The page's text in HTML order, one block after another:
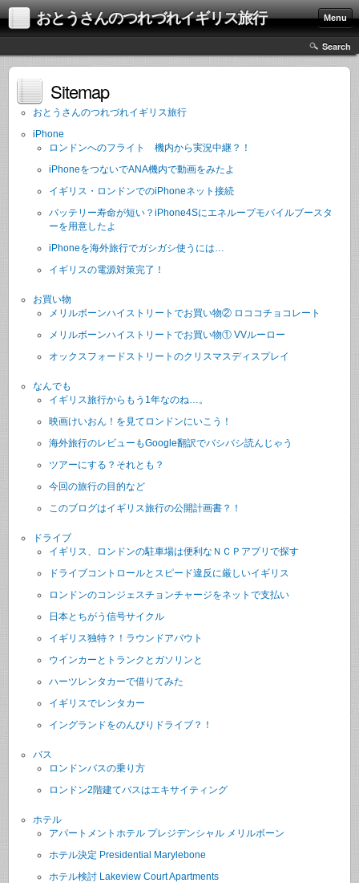
おとうさんのつれづれイギリス旅行 Menu
Search
Sitemap
おとうさんのつれづれイギリス旅行
iPhone
ロンドンへのフライト 機内から実況中継？！
iPhoneをつないでANA機内で動画をみたよ
イギリス・ロンドンでのiPhoneネット接続
バッテリー寿命が短い？iPhone4Sにエネループモバイルブースタ
ーを用意したよ
iPhoneを海外旅行でガシガシ使うには…
イギリスの電源対策完了！
お買い物
メリルボーンハイストリートでお買い物② ロココチョコレート
メリルボーンハイストリートでお買い物① VVルーロー
オックスフォードストリートのクリスマスディスプレイ
なんでも
イギリス旅行からもう1年なのね…。
映画けいおん！を見てロンドンにいこう！
海外旅行のレビューもGoogle翻訳でバシバシ読んじゃう
ツアーにする？それとも？
今回の旅行の目的など
このブログはイギリス旅行の公開計画書？！
ドライブ
イギリス、ロンドンの駐車場は便利なＮＣＰアプリで探す
ドライブコントロールとスピード違反に厳しいイギリス
ロンドンのコンジェスチョンチャージをネットで支払い
日本とちがう信号サイクル
イギリス独特？！ラウンドアバウト
ウインカーとトランクとガソリンと
ハーツレンタカーで借りてみた
イギリスでレンタカー
イングランドをのんびりドライブ？！
バス
ロンドンバスの乗り方
ロンドン2階建てバスはエキサイティング
ホテル
アパートメントホテル プレジデンシャル メリルボーン
ホテル決定 Presidential Marylebone
ホテル検討 Lakeview Court Apartments